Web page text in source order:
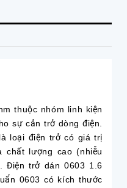
thuộc nhóm linh kiện
sự cản trở dòng điện.
loại điện trở có giá trị
chất lượng cao (nhiễu
Điện trở dán 0603 1.6
0603 có kích thước